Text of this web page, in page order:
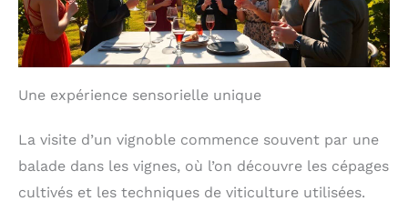
Une expérience sensorielle unique
La visite d’un vignoble commence souvent par une
balade dans les vignes, où l’on découvre les cépages
cultivés et les techniques de viticulture utilisées.